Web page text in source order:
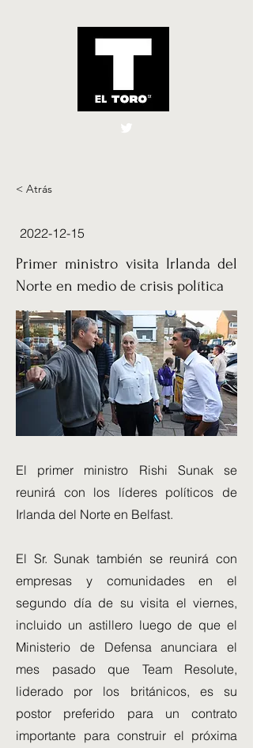
El Toro España
< Atrás
2022-12-15
Primer ministro visita Irlanda del
Norte en medio de crisis política
El primer ministro Rishi Sunak se
reunirá con los líderes políticos de
Irlanda del Norte en Belfast.
El Sr. Sunak también se reunirá con
empresas y comunidades en el
segundo día de su visita el viernes,
incluido un astillero luego de que el
Ministerio de Defensa anunciara el
mes pasado que Team Resolute,
liderado por los británicos, es su
postor preferido para un contrato
importante para construir el próxima